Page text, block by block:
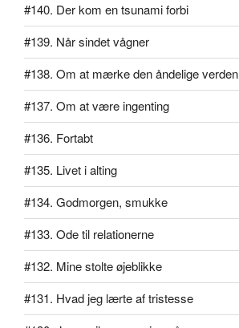
#140. Der kom en tsunami forbi
#139. Når sindet vågner
#138. Om at mærke den åndelige verden
#137. Om at være ingenting
#136. Fortabt
#135. Livet i alting
#134. Godmorgen, smukke
#133. Ode til relationerne
#132. Mine stolte øjeblikke
#131. Hvad jeg lærte af tristesse